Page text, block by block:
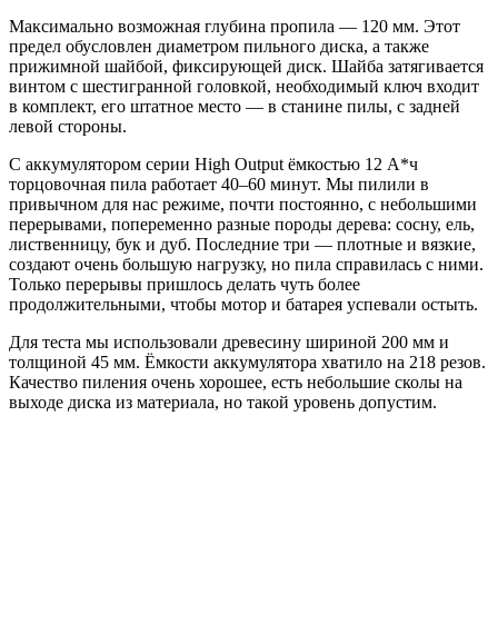
Максимально возможная глубина пропила — 120 мм. Этот
предел обусловлен диаметром пильного диска, а также
прижимной шайбой, фиксирующей диск. Шайба затягивается
винтом с шестигранной головкой, необходимый ключ входит
в комплект, его штатное место — в станине пилы, с задней
левой стороны.
С аккумулятором серии High Output ёмкостью 12 А*ч
торцовочная пила работает 40–60 минут. Мы пилили в
привычном для нас режиме, почти постоянно, с небольшими
перерывами, попеременно разные породы дерева: сосну, ель,
лиственницу, бук и дуб. Последние три — плотные и вязкие,
создают очень большую нагрузку, но пила справилась с ними.
Только перерывы пришлось делать чуть более
продолжительными, чтобы мотор и батарея успевали остыть.
Для теста мы использовали древесину шириной 200 мм и
толщиной 45 мм. Ёмкости аккумулятора хватило на 218 резов.
Качество пиления очень хорошее, есть небольшие сколы на
выходе диска из материала, но такой уровень допустим.